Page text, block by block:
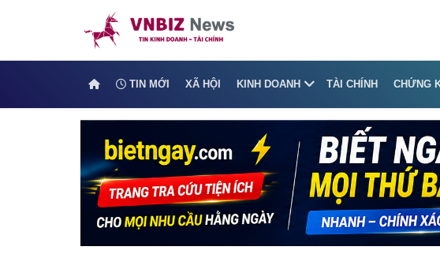
TIN MỚI XÃ HỘI KINH DOANH TÀI CHÍNH CHỨNG